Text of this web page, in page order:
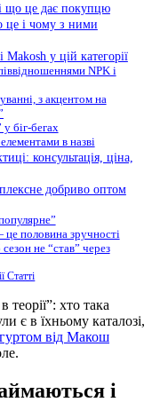
що це дає покупцю
це і чому з ними
у цій категорії
NPK і
з акцентом на
біг-бегах
в назві
консультація, ціна,
добриво оптом
половина зручності
не “став” через
Статті
хто така
є в їхньому каталозі,
від Макош
і